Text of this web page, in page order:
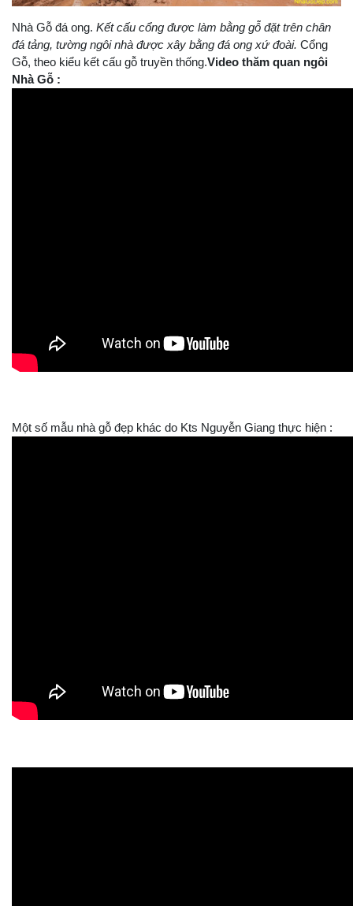
Nhà Gỗ đá ong. Kết cấu cổng được làm bằng gỗ đặt trên chân
đá tảng, tường ngôi nhà được xây bằng đá ong xứ đoài. Cổng
Gỗ, theo kiểu kết cấu gỗ truyền thống.Video thăm quan ngôi
Nhà Gỗ :
Một số mẫu nhà gỗ đẹp khác do Kts Nguyễn Giang thực hiện :